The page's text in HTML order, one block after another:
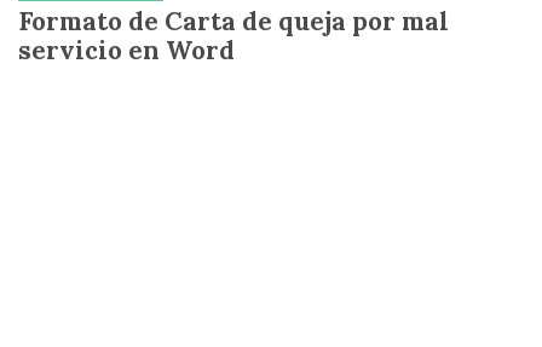
Formato de Carta de queja por mal
servicio en Word